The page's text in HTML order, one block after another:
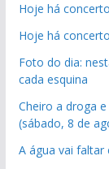
Hoje há
Hoje há
Foto do dia:
cada esquina
Cheiro a droga
(sábado, 8 de
A água vai faltar